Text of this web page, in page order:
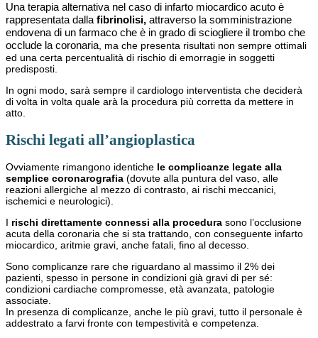
Una terapia alternativa nel caso di infarto miocardico acuto è
rappresentata dalla fibrinolisi, attraverso la somministrazione
endovena di un farmaco che è in grado di sciogliere il trombo che
occlude la coronaria, ma che presenta risultati non sempre ottimali
ed una certa percentualità di rischio di emorragie in soggetti
predisposti.
In ogni modo, sarà sempre il cardiologo interventista che deciderà
di volta in volta quale arà la procedura più corretta da mettere in
atto.
Rischi legati all’angioplastica
Ovviamente rimangono identiche le complicanze legate alla
semplice coronarografia (dovute alla puntura del vaso, alle
reazioni allergiche al mezzo di contrasto, ai rischi meccanici,
ischemici e neurologici).
I rischi direttamente connessi alla procedura sono l’occlusione
acuta della coronaria che si sta trattando, con conseguente infarto
miocardico, aritmie gravi, anche fatali, fino al decesso.
Sono complicanze rare che riguardano al massimo il 2% dei
pazienti, spesso in persone in condizioni già gravi di per sé:
condizioni cardiache compromesse, età avanzata, patologie
associate.
In presenza di complicanze, anche le più gravi, tutto il personale è
addestrato a farvi fronte con tempestività e competenza.